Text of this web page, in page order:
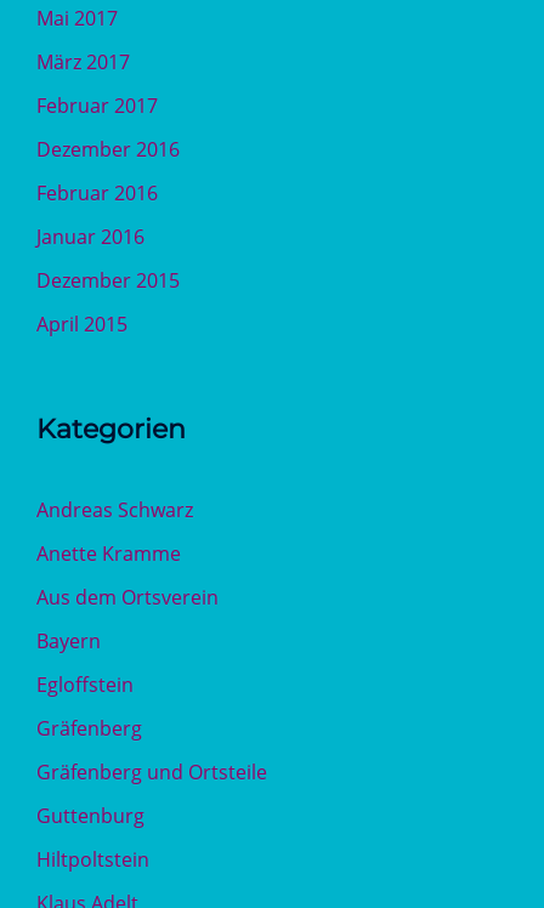
Mai 2017
März 2017
Februar 2017
Dezember 2016
Februar 2016
Januar 2016
Dezember 2015
April 2015
Kategorien
Andreas Schwarz
Anette Kramme
Aus dem Ortsverein
Bayern
Egloffstein
Gräfenberg
Gräfenberg und Ortsteile
Guttenburg
Hiltpoltstein